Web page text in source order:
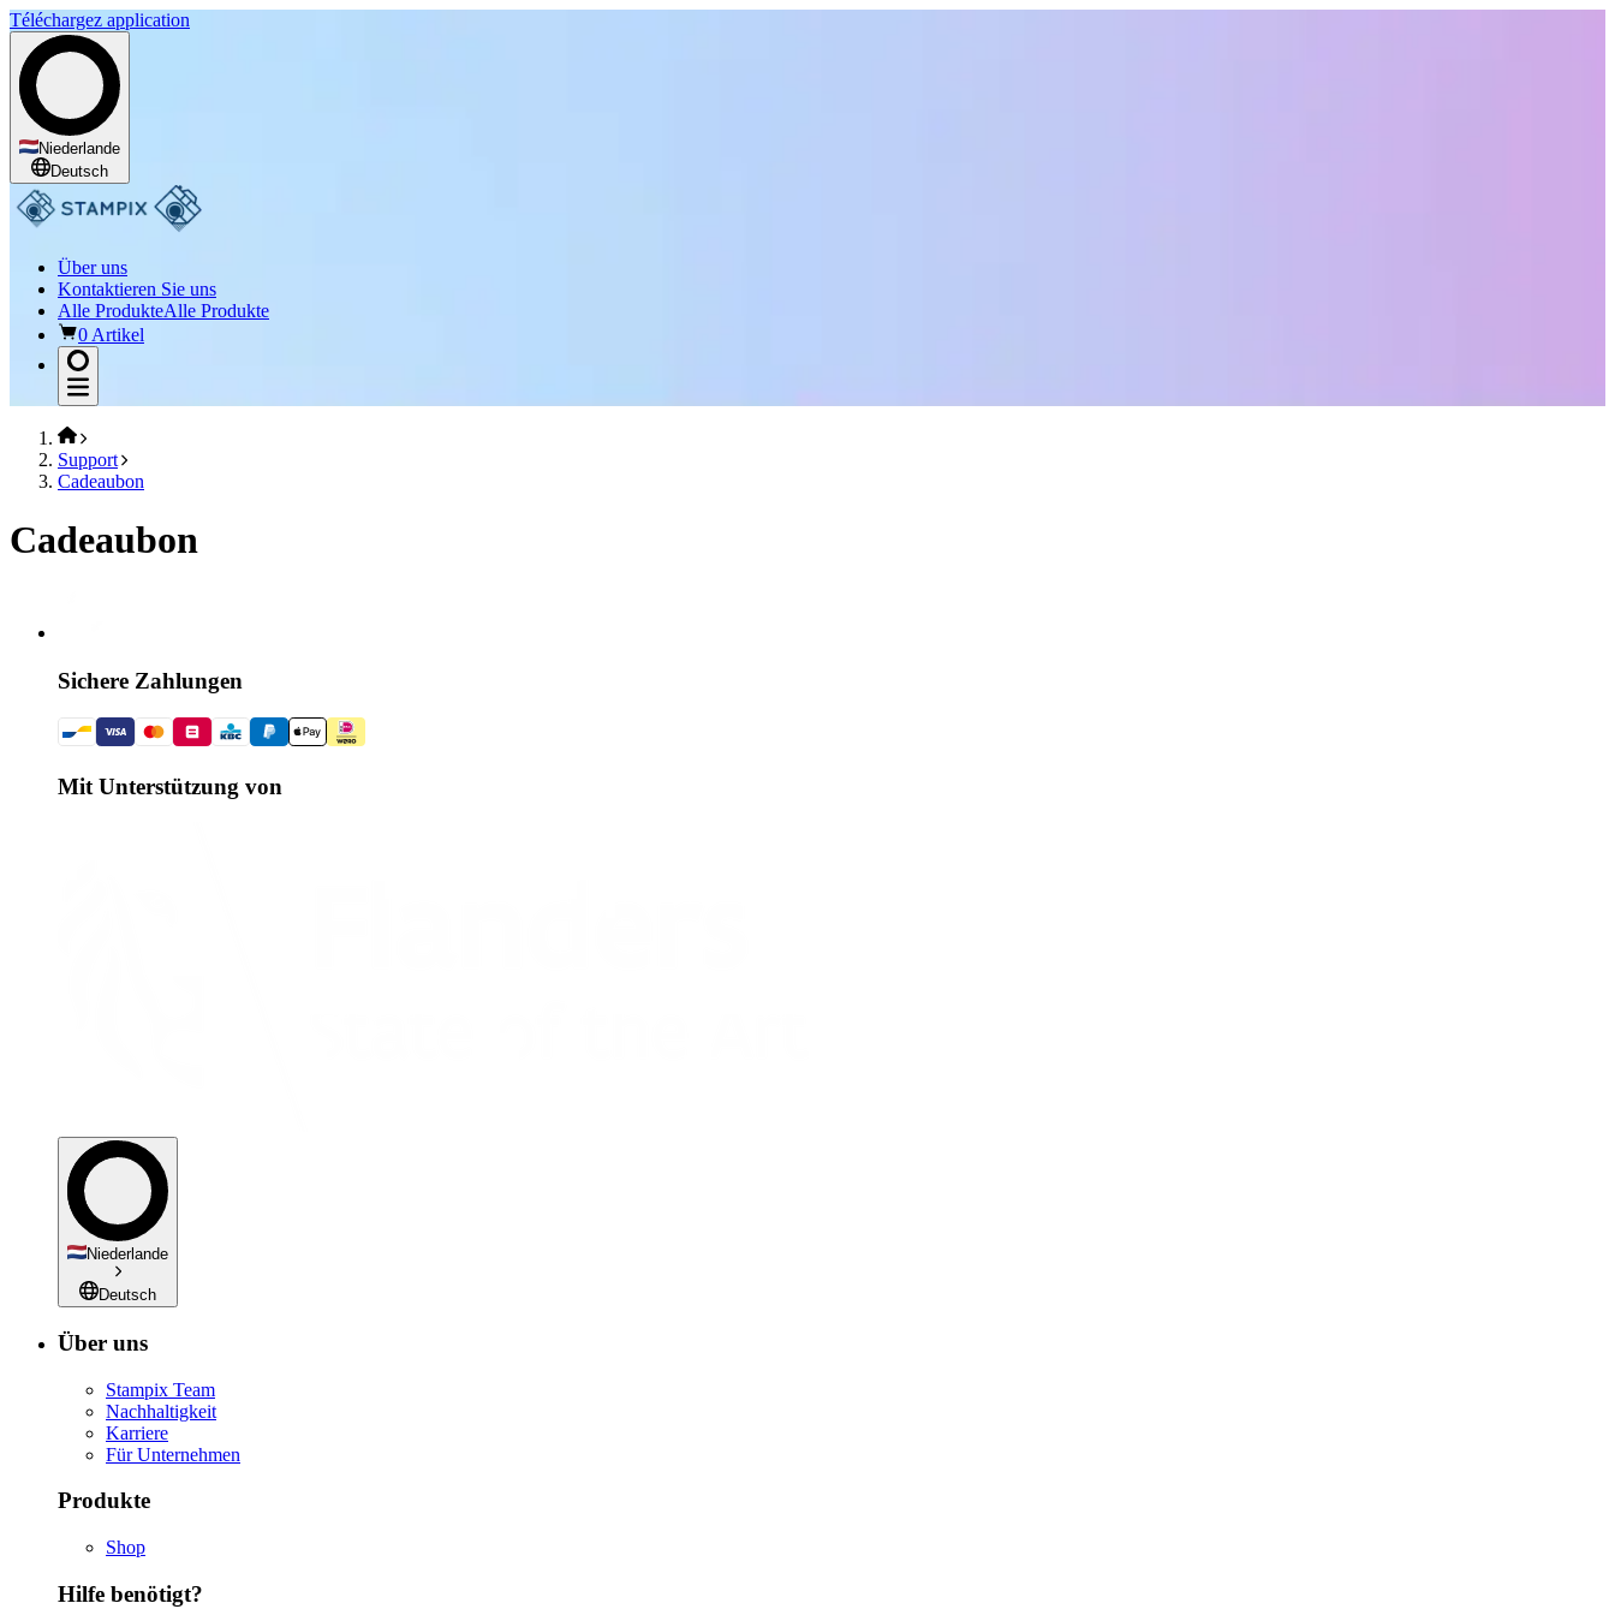
Téléchargez application
Niederlande
Deutsch
Über uns
Kontaktieren Sie uns
Alle ProdukteAlle Produkte
0 Artikel
Support
Cadeaubon
Cadeaubon
Sichere Zahlungen
Mit Unterstützung von
Niederlande
Deutsch
Über uns
Stampix Team
Nachhaltigkeit
Karriere
Für Unternehmen
Produkte
Shop
Hilfe benötigt?